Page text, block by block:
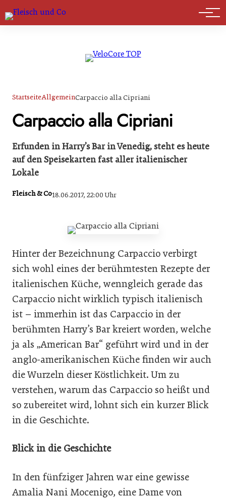
Marktführer
StartseiteAllgemeinCarpaccio alla Cipriani
Carpaccio alla Cipriani
Erfunden in Harry’s Bar in Venedig, steht es heute
auf den Speisekarten fast aller italienischer
Lokale
Fleisch & Co18.06.2017, 22:00 Uhr
Hinter der Bezeichnung Carpaccio verbirgt
sich wohl eines der berühmtesten Rezepte der
italienischen Küche, wenngleich gerade das
Carpaccio nicht wirklich typisch italienisch
ist – immerhin ist das Carpaccio in der
berühmten Harry’s Bar kreiert worden, welche
ja als „American Bar“ geführt wird und in der
anglo-amerikanischen Küche finden wir auch
die Wurzeln dieser Köstlichkeit. Um zu
verstehen, warum das Carpaccio so heißt und
so zubereitet wird, lohnt sich ein kurzer Blick
in die Geschichte.
Blick in die Geschichte
In den fünfziger Jahren war eine gewisse
Amalia Nani Mocenigo, eine Dame von